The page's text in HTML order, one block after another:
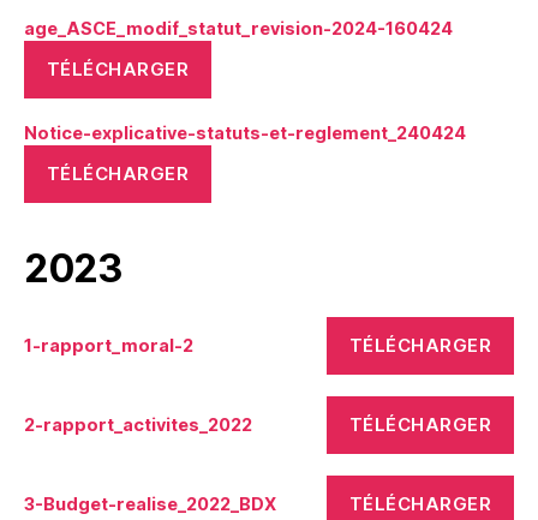
age_ASCE_modif_statut_revision-2024-160424
TÉLÉCHARGER
Notice-explicative-statuts-et-reglement_240424
TÉLÉCHARGER
2023
1-rapport_moral-2 TÉLÉCHARGER
2-rapport_activites_2022 TÉLÉCHARGER
3-Budget-realise_2022_BDX TÉLÉCHARGER